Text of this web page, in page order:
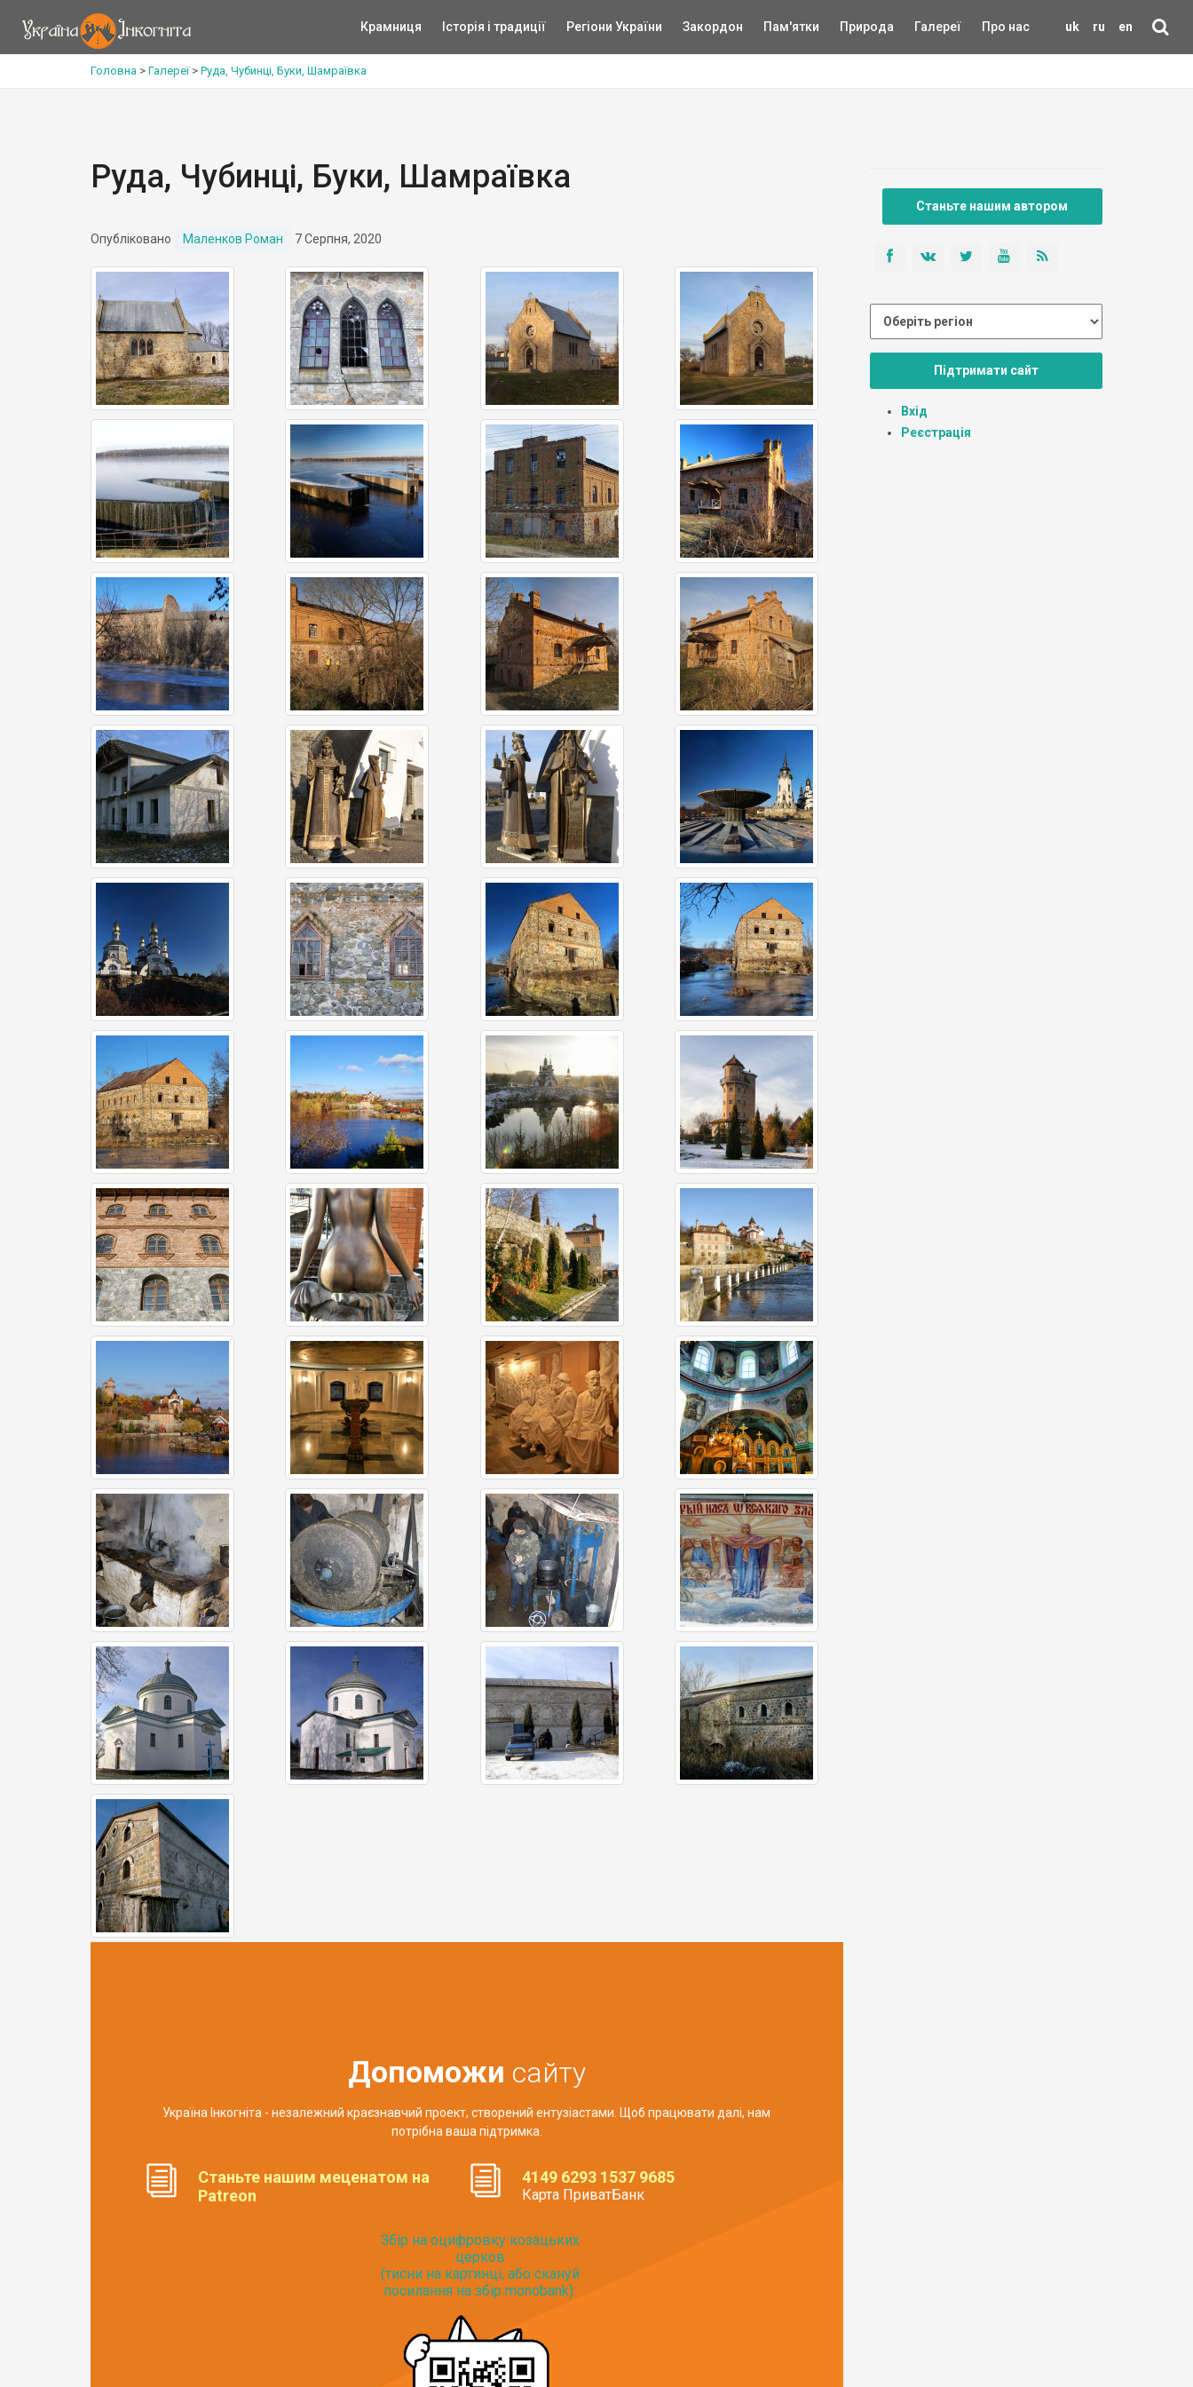
uk ru en
Крамниця Історія і традиції Регіони України Закордон Пам'ятки Природа Галереї Про нас
Головна > Галереї> Руда, Чубинці, Буки, Шамраївка
Руда, Чубинці, Буки, Шамраївка
Опубліковано Маленков Роман 7 Серпня, 2020
Допоможи сайту
Україна Інкогніта - незалежний краєзнавчий проект, створений ентузіастами. Щоб працювати далі, нам
потрібна ваша підтримка.
Станьте нашим меценатом на
Patreon
4149 6293 1537 9685
Карта ПриватБанк
Збір на оцифровку козацьких
церков
(тисни на картинці, або скануй
посилання на збір monobank):
Станьте нашим автором
Підтримати сайт
Вхід
Реєстрація